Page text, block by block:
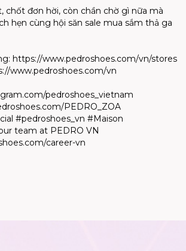
chốt đơn hời, còn chần chờ gì nữa mà
hẹn cùng hội săn sale mua sắm thả ga
https://www.pedroshoes.com/vn/stores
www.pedroshoes.com/vn
pedroshoes_vietnam
PEDRO_ZOA
#pedroshoes_vn #Maison
team at PEDRO VN
career-vn